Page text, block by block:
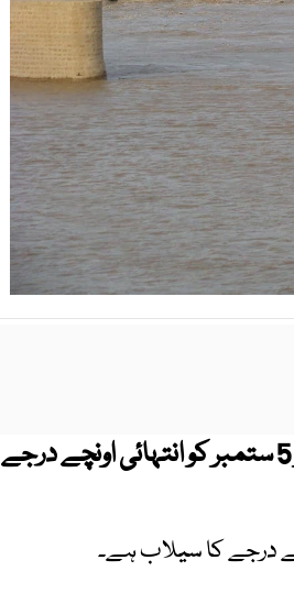
دریائے سندھ میں گڈو اور سکھر بیراج کے مقام پر 5 ستمبر کو انتہائی اونچے درجے
درجے کا سیلاب ہے۔